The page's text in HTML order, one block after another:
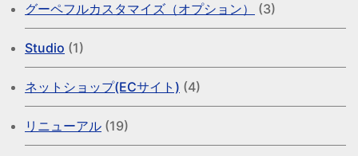
グーペフルカスタマイズ（オプション） (3)
Studio (1)
ネットショップ(ECサイト) (4)
リニューアル (19)